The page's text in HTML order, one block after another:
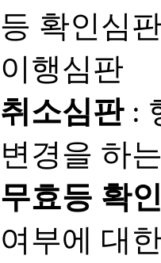
취소심판:
변경을 하
무효등 확
여부에 대